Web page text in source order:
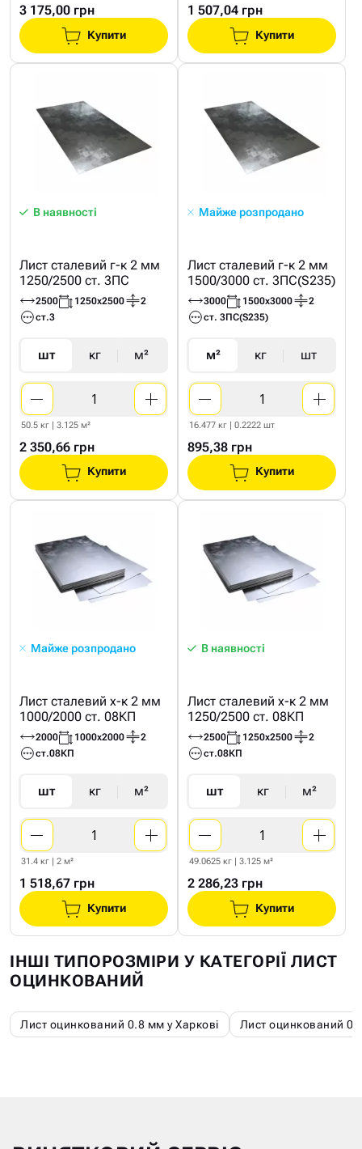
3 175,00 грн
Купити
1 507,04 грн
Купити
В наявності
Лист сталевий г-к 2 мм
1250/2500 ст. 3ПС
2500 1250х2500
2
ст.3
шт кг м²
50.5 кг | 3.125 м²
2 350,66 грн
Купити
Майже розпродано
Лист сталевий г-к 2 мм
1500/3000 ст. 3ПС(S235)
3000 1500х3000
2
ст. 3ПС(S235)
м² кг шт
16.477 кг | 0.2222 шт
895,38 грн
Купити
Майже розпродано
Лист сталевий х-к 2 мм
1000/2000 ст. 08КП
2000 1000х2000
2
ст.08КП
шт кг м²
31.4 кг | 2 м²
1 518,67 грн
Купити
В наявності
Лист сталевий х-к 2 мм
1250/2500 ст. 08КП
2500 1250х2500
2
ст.08КП
шт кг м²
49.0625 кг | 3.125 м²
2 286,23 грн
Купити
ІНШІ ТИПОРОЗМІРИ У КАТЕГОРІЇ ЛИСТ
ОЦИНКОВАНИЙ
Лист оцинкований 0.8 мм у Харкові Лист оцинкований